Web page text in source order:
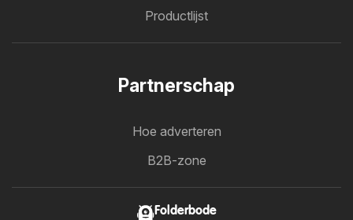
Productlijst
Partnerschap
Hoe adverteren
B2B-zone
Folderbode